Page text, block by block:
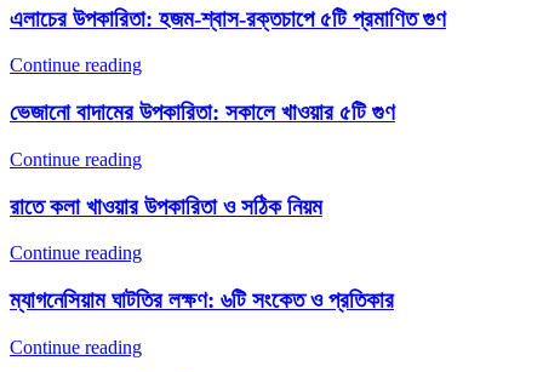
এলাচের উপকারিতা: হজম-শ্বাস-রক্তচাপে ৫টি প্রমাণিত গুণ
Continue reading
ভেজানো বাদামের উপকারিতা: সকালে খাওয়ার ৫টি গুণ
Continue reading
রাতে কলা খাওয়ার উপকারিতা ও সঠিক নিয়ম
Continue reading
ম্যাগনেসিয়াম ঘাটতির লক্ষণ: ৬টি সংকেত ও প্রতিকার
Continue reading